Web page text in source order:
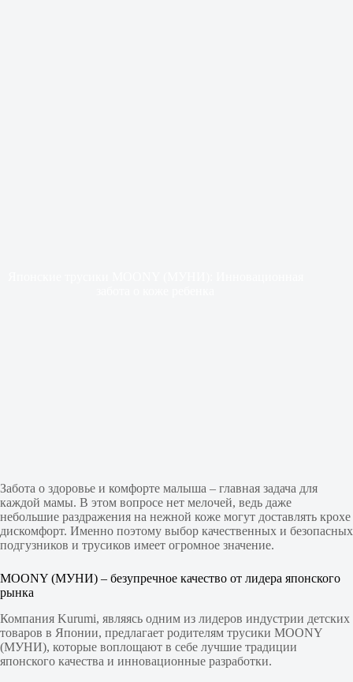
Забота о здоровье и комфорте малыша – главная задача для
каждой мамы. В этом вопросе нет мелочей, ведь даже
небольшие раздражения на нежной коже могут доставлять крохе
дискомфорт. Именно поэтому выбор качественных и безопасных
подгузников и трусиков имеет огромное значение.
MOONY (МУНИ) – безупречное качество от лидера японского
рынка
Компания Kurumi, являясь одним из лидеров индустрии детских
товаров в Японии, предлагает родителям трусики MOONY
(МУНИ), которые воплощают в себе лучшие традиции
японского качества и инновационные разработки.